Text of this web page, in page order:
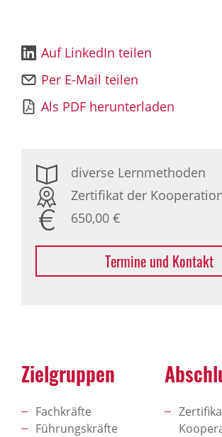
Auf LinkedIn teilen
Per E-Mail teilen
Als PDF herunterladen
diverse Lernmethoden
Zertifikat der
650,00 €
Termine und Kontakt
Zielgruppen
Fachkräfte
Führungskräfte